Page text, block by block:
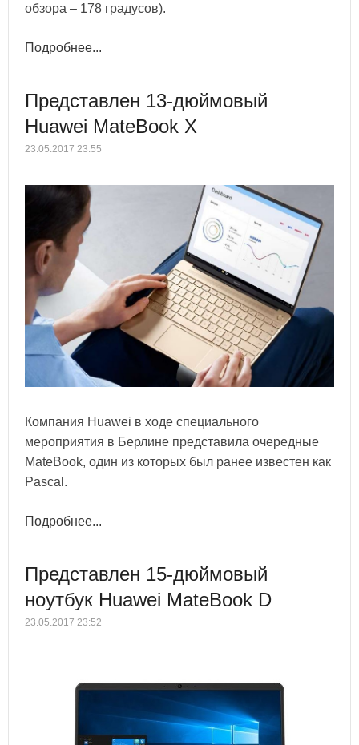
обзора – 178 градусов).
Подробнее...
Представлен 13-дюймовый
Huawei MateBook X
23.05.2017 23:55
Компания Huawei в ходе специального
мероприятия в Берлине представила очередные
MateBook, один из которых был ранее известен как
Pascal.
Подробнее...
Представлен 15-дюймовый
ноутбук Huawei MateBook D
23.05.2017 23:52